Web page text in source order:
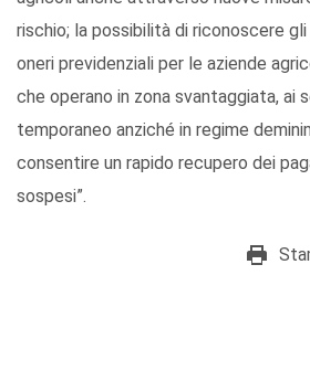
rischio; la possibilità di riconoscere
oneri previdenziali per le aziende
che operano in zona svantaggiata, ai
temporaneo anziché in regime
consentire un rapido recupero dei
sospesi”.